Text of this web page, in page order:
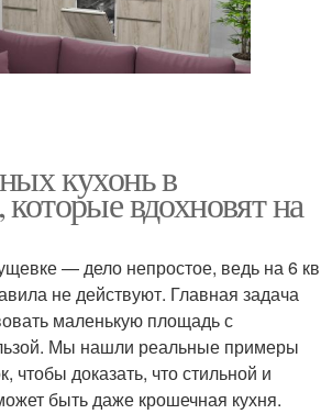
кухонь в
вдохновят на
— дело непростое, ведь на 6 кв
не действуют. Главная задача
маленькую площадь с
Мы нашли реальные примеры
чтобы доказать, что стильной и
быть даже крошечная кухня.